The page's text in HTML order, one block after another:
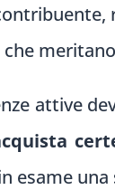
attive